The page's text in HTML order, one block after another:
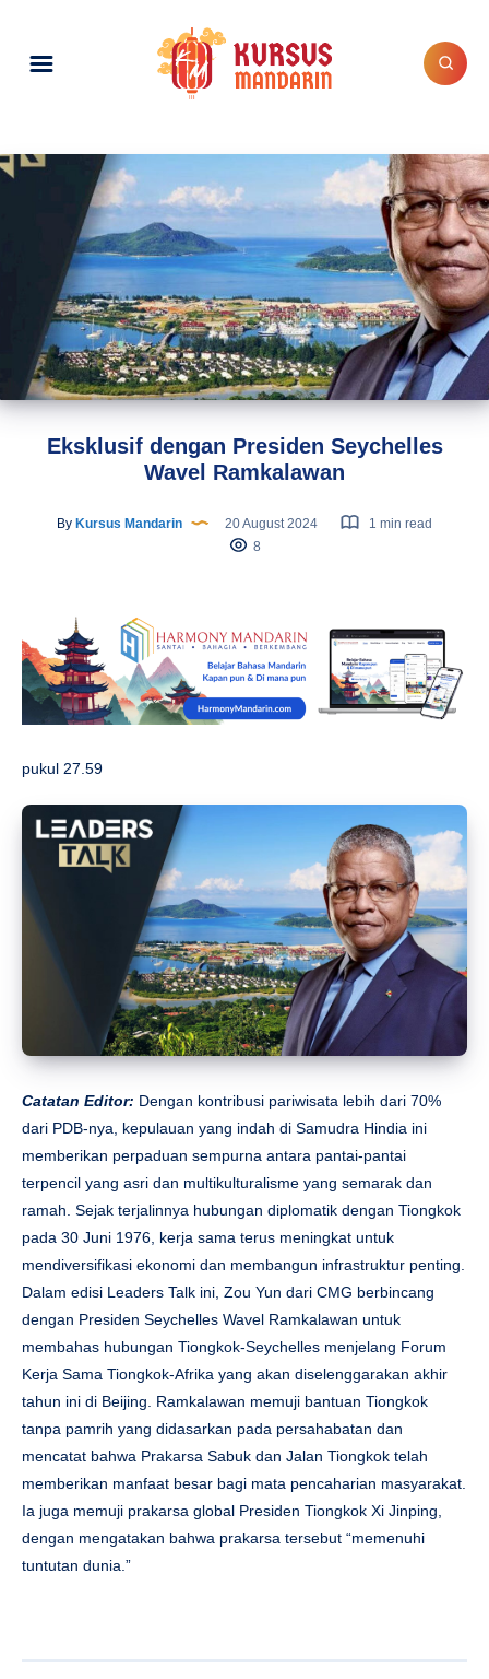
Eksklusif dengan Presiden Seychelles
Wavel Ramkalawan
By Kursus Mandarin 20 August 2024
1 min read
8
pukul 27.59
Catatan Editor: Dengan kontribusi pariwisata lebih dari 70%
dari PDB-nya, kepulauan yang indah di Samudra Hindia ini
memberikan perpaduan sempurna antara pantai-pantai
terpencil yang asri dan multikulturalisme yang semarak dan
ramah. Sejak terjalinnya hubungan diplomatik dengan Tiongkok
pada 30 Juni 1976, kerja sama terus meningkat untuk
mendiversifikasi ekonomi dan membangun infrastruktur penting.
Dalam edisi Leaders Talk ini, Zou Yun dari CMG berbincang
dengan Presiden Seychelles Wavel Ramkalawan untuk
membahas hubungan Tiongkok-Seychelles menjelang Forum
Kerja Sama Tiongkok-Afrika yang akan diselenggarakan akhir
tahun ini di Beijing. Ramkalawan memuji bantuan Tiongkok
tanpa pamrih yang didasarkan pada persahabatan dan
mencatat bahwa Prakarsa Sabuk dan Jalan Tiongkok telah
memberikan manfaat besar bagi mata pencaharian masyarakat.
Ia juga memuji prakarsa global Presiden Tiongkok Xi Jinping,
dengan mengatakan bahwa prakarsa tersebut “memenuhi
tuntutan dunia.”